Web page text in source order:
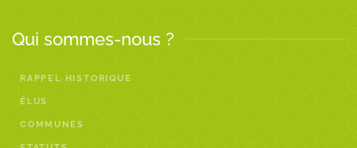
Qui sommes-nous ?
RAPPEL HISTORIQUE
ÉLUS
COMMUNES